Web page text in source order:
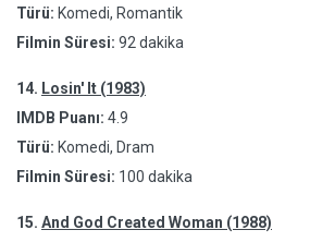
Türü: Komedi, Romantik
Filmin Süresi: 92 dakika
14. Losin' It (1983)
IMDB Puanı: 4.9
Türü: Komedi, Dram
Filmin Süresi: 100 dakika
15. And God Created Woman (1988)